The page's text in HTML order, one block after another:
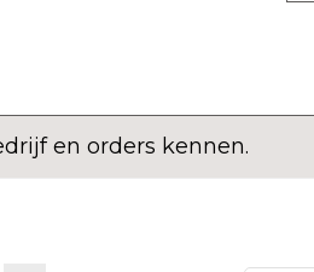
en orders kennen.